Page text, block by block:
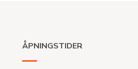
ÅPNINGSTIDER